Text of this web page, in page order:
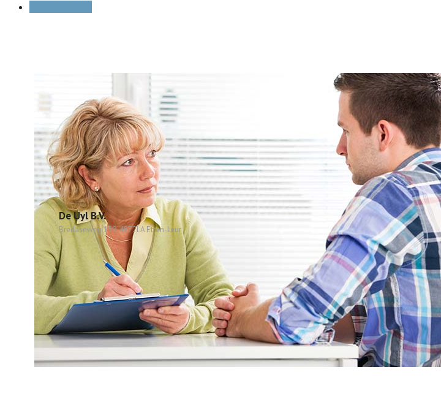
De Uyl B.V.
Bredaseweg 159, 4872LA Etten-Leur